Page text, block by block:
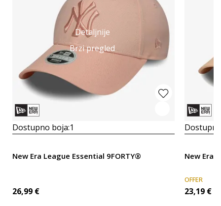
Detaljnije
Brzi pregled
Dostupno boja:1
New Era League Essential 9FORTY®
26,99 €
New Era
OFFER
23,19 €